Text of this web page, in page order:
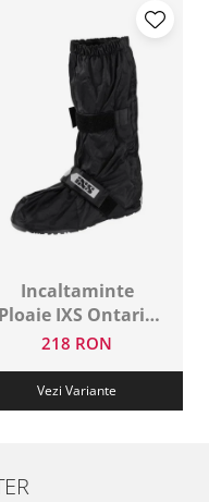
Incaltaminte
Ploaie IXS Ontario
2.0
218 RON
Vezi Variante